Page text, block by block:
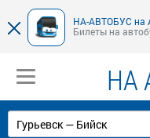
НА-АВТОБУС на
Билеты на
НА